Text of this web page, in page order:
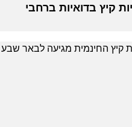
קיץ בדואיות ברחבי